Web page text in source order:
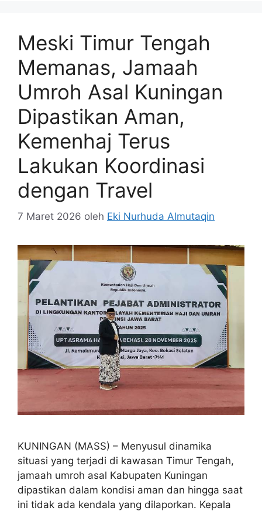
Meski Timur Tengah
Memanas, Jamaah
Umroh Asal Kuningan
Dipastikan Aman,
Kemenhaj Terus
Lakukan Koordinasi
dengan Travel
7 Maret 2026 oleh Eki Nurhuda Almutaqin
KUNINGAN (MASS) – Menyusul dinamika
situasi yang terjadi di kawasan Timur Tengah,
jamaah umroh asal Kabupaten Kuningan
dipastikan dalam kondisi aman dan hingga saat
ini tidak ada kendala yang dilaporkan. Kepala